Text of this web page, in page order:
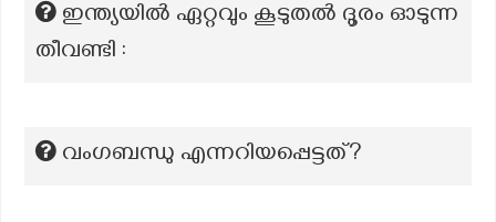
ഇന്ത്യയിൽ ഏറ്റവും കൂടുതൽ ദൂരം ഓടുന്ന
തീവണ്ടി :
വംഗബന്ധു എന്നറിയപ്പെട്ടത്?